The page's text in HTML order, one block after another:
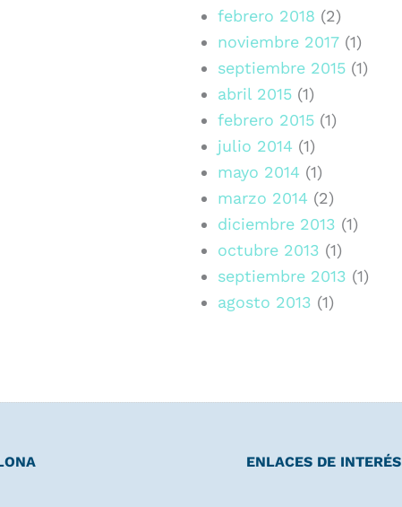
febrero 2018 (2)
noviembre 2017(1)
septiembre 2015(1)
abril 2015(1)
febrero 2015(1)
julio 2014 (1)
mayo 2014 (1)
marzo 2014 (2)
diciembre 2013 (1)
octubre 2013 (1)
septiembre 2013 (1)
agosto 2013 (1)
ENLACES DE INTERÉS